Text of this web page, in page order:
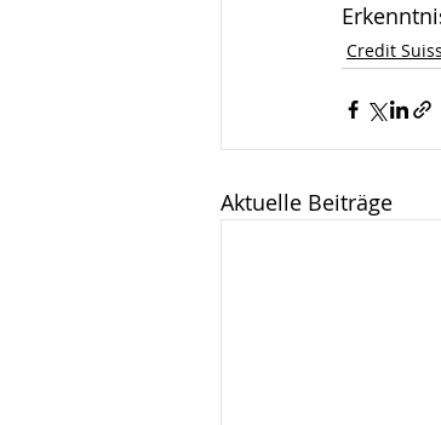
Credit
Aktuelle Beiträge